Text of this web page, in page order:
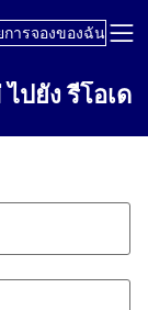
การจองของฉัน
ปยัง รีโอเด